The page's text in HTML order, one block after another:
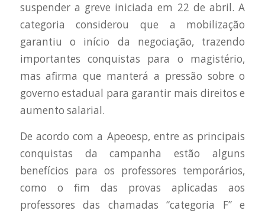
suspender a greve iniciada em 22 de abril. A
categoria considerou que a mobilização
garantiu o início da negociação, trazendo
importantes conquistas para o magistério,
mas afirma que manterá a pressão sobre o
governo estadual para garantir mais direitos e
aumento salarial.
De acordo com a Apeoesp, entre as principais
conquistas da campanha estão alguns
benefícios para os professores temporários,
como o fim das provas aplicadas aos
professores das chamadas “categoria F” e